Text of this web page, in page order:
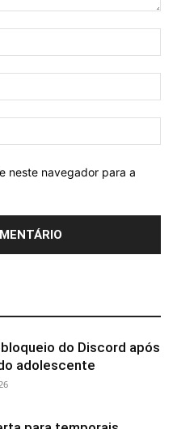
neste navegador para a
do Discord após
adolescente